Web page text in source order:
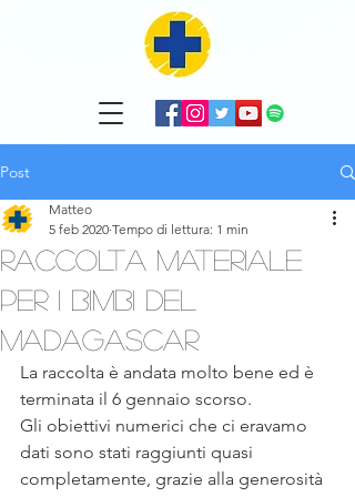
Post
RACCOLTA MATERIALE
per i BIMBI del
MADAGASCAR
Matteo
5 feb 2020 Tempo di lettura: 1 min
La raccolta è andata molto bene ed è
terminata il 6 gennaio scorso.
Gli obiettivi numerici che ci eravamo
dati sono stati raggiunti quasi
completamente, grazie alla generosità